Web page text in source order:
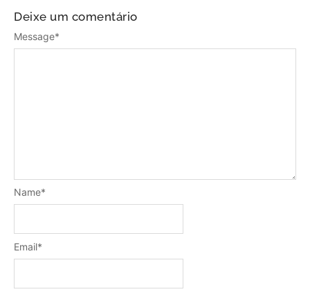
Deixe um comentário
Message*
Name*
Email*